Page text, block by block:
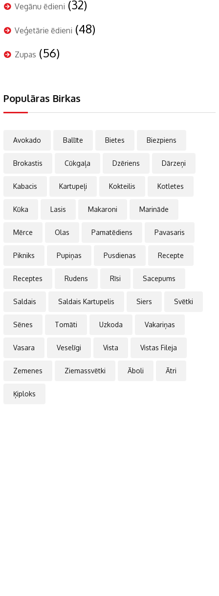
Vegānu ēdieni (32)
Veģetārie ēdieni (48)
Zupas (56)
Populāras Birkas
Avokado Ballīte Bietes Biezpiens
Brokastis Cūkgaļa Dzēriens Dārzeņi
Kabacis Kartupeļi Kokteilis Kotletes
Kūka Lasis Makaroni Marināde
Mērce Olas Pamatēdiens Pavasaris
Pikniks Pupiņas Pusdienas Recepte
Receptes Rudens Rīsi Sacepums
Saldais Saldais Kartupelis Siers Svētki
Sēnes Tomāti Uzkoda Vakariņas
Vasara Veselīgi Vista Vistas Fileja
Zemenes Ziemassvētki Āboli Ātri
Ķiploks